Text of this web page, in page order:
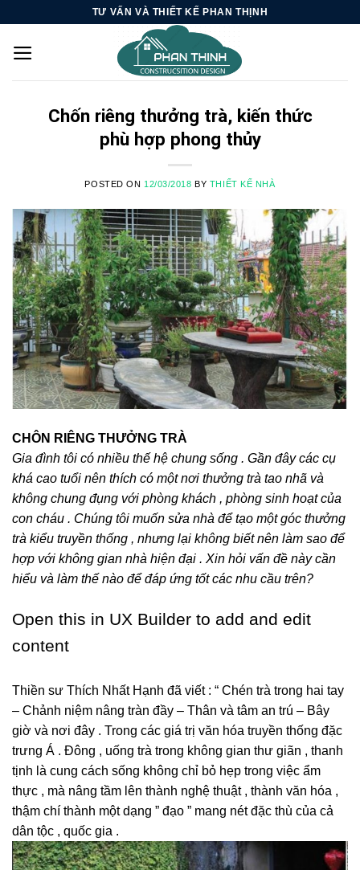
content
TƯ VẤN VÀ THIẾT KẾ PHAN THỊNH
Chốn riêng thưởng trà, kiến thức
phù hợp phong thủy
POSTED ON 12/03/2018 BY THIẾT KẾ NHÀ
CHÔN RIÊNG THƯỞNG TRÀ
Gia đình tôi có nhiều thế hệ chung sống . Gần đây các cụ
khá cao tuổi nên thích có một nơi thưởng trà tao nhã và
không chung đụng với phòng khách , phòng sinh hoạt của
con cháu . Chúng tôi muốn sửa nhà để tạo một góc thưởng
trà kiểu truyền thống , nhưng lại không biết nên làm sao để
hợp với không gian nhà hiện đại . Xin hỏi vấn đề này cần
hiểu và làm thế nào để đáp ứng tốt các nhu cầu trên?
Open this in UX Builder to add and edit
content
Thiền sư Thích Nhất Hạnh đã viết : “ Chén trà trong hai tay
– Chảnh niệm nâng tràn đầy – Thân và tâm an trú – Bây
giờ và nơi đây . Trong các giá trị văn hóa truyền thống đặc
trưng Á . Đông , uống trà trong không gian thư giãn , thanh
tịnh là cung cách sống không chỉ bỏ hẹp trong việc ẩm
thực , mà nâng tầm lên thành nghệ thuật , thành văn hóa ,
thậm chí thành một dạng ” đạo ” mang nét đặc thù của cả
dân tộc , quốc gia .